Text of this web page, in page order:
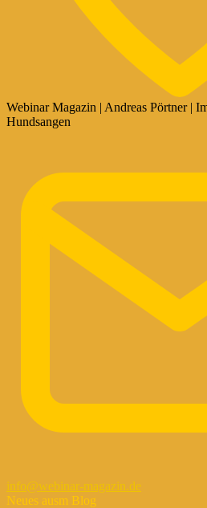
Webinar Magazin | Andreas Pörtner |
Hundsangen
info@webinar-magazin.de
Neues ausm Blog